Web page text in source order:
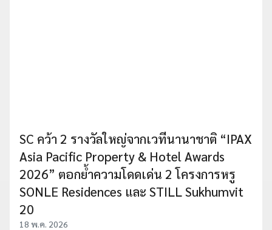
SC คว้า 2 รางวัลใหญ่จากเวทีนานาชาติ “IPAX
Asia Pacific Property & Hotel Awards
2026” ตอกย้ำความโดดเด่น 2 โครงการหรู
SONLE Residences และ STILL Sukhumvit
20
18 พ.ค. 2026